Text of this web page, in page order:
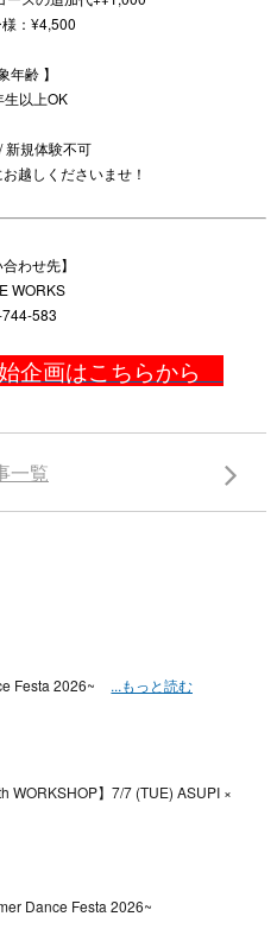
：¥4,500
年齢 】
生以上OK
新規体験不可
越しくださいませ！
合わせ先】
WORKS
583
企画はこちらから
一覧
Festa 2026~ ...もっと読む
WORKSHOP】7/7 (TUE) ASUPI ×
Dance Festa 2026~